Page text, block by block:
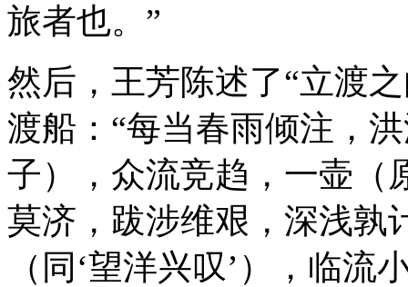
旅者也。”
然后，王芳陈述了“立渡
渡船：“每当春雨倾注，
子），众流竞趋，一壶（
莫济，跋涉维艰，深浅孰
（同‘望洋兴叹’），临